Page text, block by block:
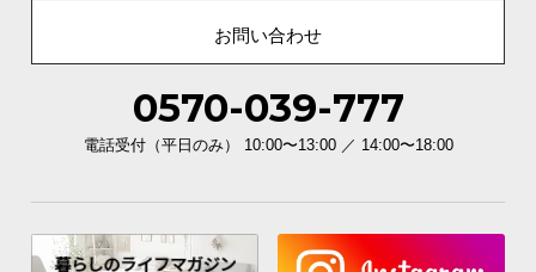
お問い合わせ
0570-039-777
電話受付（平日のみ） 10:00〜13:00 ／ 14:00〜18:00